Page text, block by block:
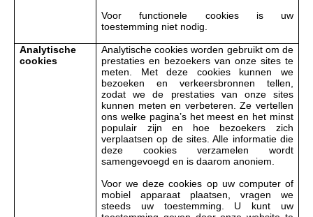
Voor functionele cookies is uw
toestemming niet nodig.
Analytische
cookies
Analytische cookies worden gebruikt om de
prestaties en bezoekers van onze sites te
meten. Met deze cookies kunnen we
bezoeken en verkeersbronnen tellen,
zodat we de prestaties van onze sites
kunnen meten en verbeteren. Ze vertellen
ons welke pagina’s het meest en het minst
populair zijn en hoe bezoekers zich
verplaatsen op de sites. Alle informatie die
deze cookies verzamelen wordt
samengevoegd en is daarom anoniem.
Voor we deze cookies op uw computer of
mobiel apparaat plaatsen, vragen we
steeds uw toestemming. U kunt uw